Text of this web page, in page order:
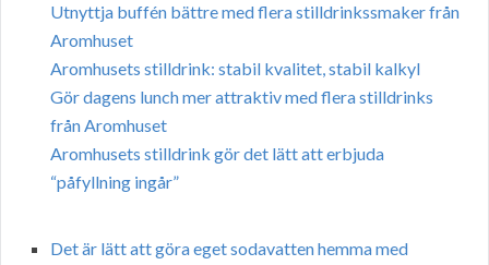
Utnyttja buffén bättre med flera stilldrinkssmaker från
Aromhuset
Aromhusets stilldrink: stabil kvalitet, stabil kalkyl
Gör dagens lunch mer attraktiv med flera stilldrinks
från Aromhuset
Aromhusets stilldrink gör det lätt att erbjuda
“påfyllning ingår”
Det är lätt att göra eget sodavatten hemma med